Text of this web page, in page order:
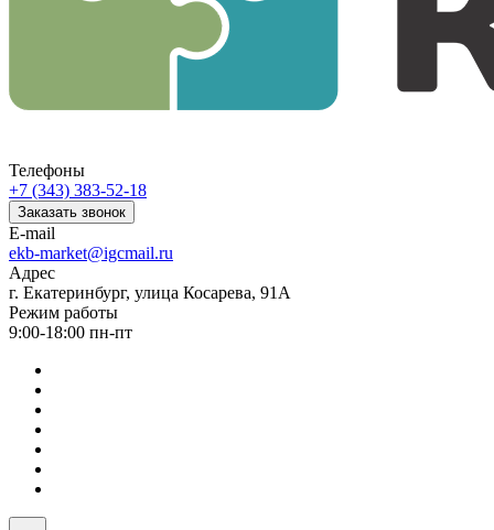
Телефоны
+7 (343) 383-52-18
Заказать звонок
E-mail
ekb-market@igcmail.ru
Адрес
г. Екатеринбург, улица Косарева, 91А
Режим работы
9:00-18:00 пн-пт